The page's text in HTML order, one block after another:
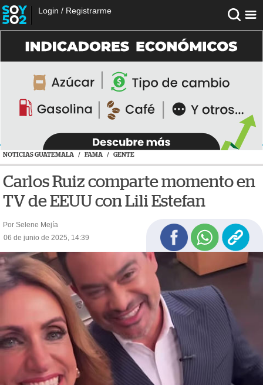
Login / Registrarme
NOTICIAS GUATEMALA / FAMA / GENTE
Carlos Ruiz comparte momento en
TV de EEUU con Lili Estefan
Por Selene Mejía
06 de junio de 2025, 14:39